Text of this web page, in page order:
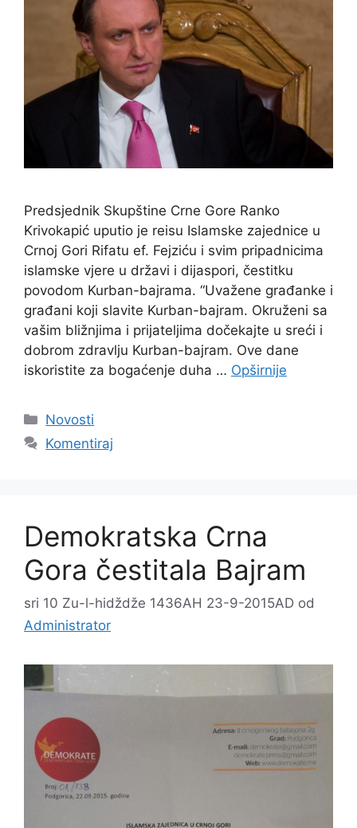
Predsjednik Skupštine Crne Gore Ranko
Krivokapić uputio je reisu Islamske zajednice u
Crnoj Gori Rifatu ef. Fejziću i svim pripadnicima
islamske vjere u državi i dijaspori, čestitku
povodom Kurban-bajrama. “Uvažene građanke i
građani koji slavite Kurban-bajram. Okruženi sa
vašim bližnjima i prijateljima dočekajte u sreći i
dobrom zdravlju Kurban-bajram. Ove dane
iskoristite za bogaćenje duha … Opširnije
Kategorije
Novosti
Komentiraj
Demokratska Crna
Gora čestitala Bajram
sri 10 Zu-l-hidždže 1436AH 23-9-2015AD od
Administrator